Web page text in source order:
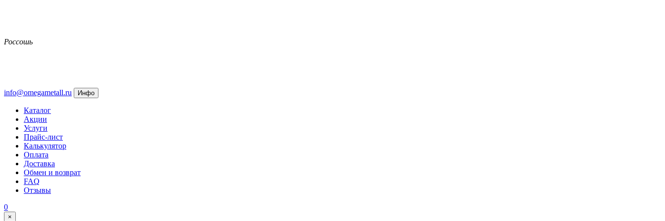
Россошь
info@omegametall.ru Инфо
Каталог
Акции
Услуги
Прайс-лист
Калькулятор
Оплата
Доставка
Обмен и возврат
FAQ
Отзывы
0
×